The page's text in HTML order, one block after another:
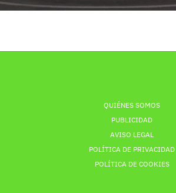
QUIÉNES SOMOS
PUBLICIDAD
AVISO LEGAL
POLÍTICA DE PRIVACIDAD
POLÍTICA DE COOKIES